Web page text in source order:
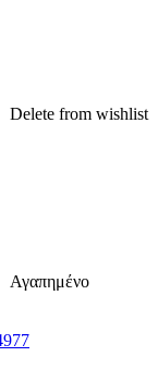
Delete from wishlist
Αγαπημένο